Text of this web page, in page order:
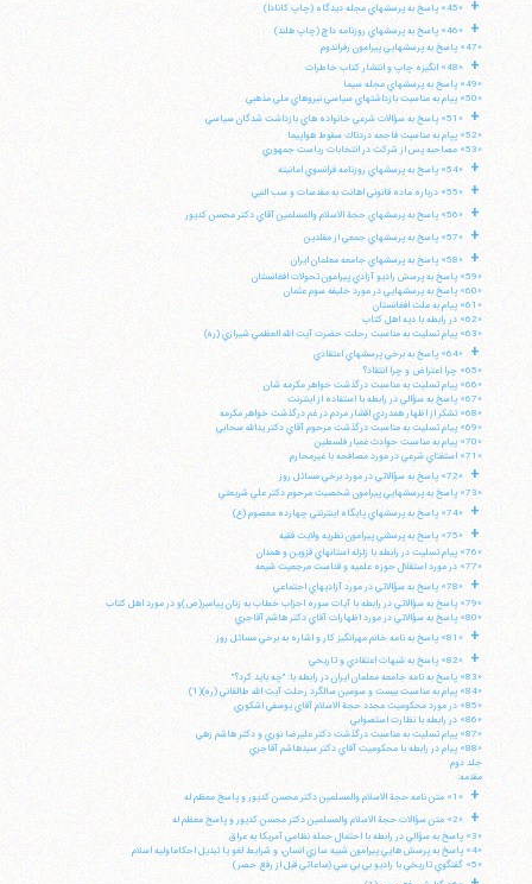
+ «45» پاسخ به پرسشهاي مجله ديدگاه (چاپ كانادا)
+
«46» پاسخ به پرسشهاي روزنامه داچ (چاپ هلند)
«47» پاسخ به پرسشهايي پيرامون رفراندوم
+
«48» انگيزه چاپ و انتشار كتاب خاطرات
«49» پاسخ به پرسشهاي مجله سيما
«50» پيام به مناسبت بازداشتهاي سياسي نيروهاي ملي مذهبي
+
«51» پاسخ به سؤالات شرعي خانواده هاي بازداشت شدگان سياسي
«52» پپام به مناسبت فاجعه دردناك سقوط هواپيما
«53» مصاحبه پس از شركت در انتخابات رياست جمهوري
+ «54» پاسخ به پرسشهاي روزنامه فرانسوي امانيته
+ «55» درباره ماده قانوني اهانت به مقدسات و سب النبي
+ «56» پاسخ به پرسشهاي حجة الاسلام والمسلمين آقاي دكتر محسن كديور
+ «57» پاسخ به پرسشهاي جمعي از مقلدين
+
«58» پاسخ به پرسشهاي جامعه معلمان ايران
«59» پاسخ به پرسش راديو آزادي پيرامون تحولات افغانستان
«60» پاسخ به پرسشهايي در مورد خليفه سوم عثمان
«61» پيام به ملت افغانستان
«62» در رابطه با ديه اهل كتاب
«63» پيام تسليت به مناسبت رحلت حضرت آيت الله العظمي شيرازي (ره)
+
«64» پاسخ به برخي پرسشهاي اعتقادي
«65» چرا اعتراض و چرا انتقاد؟
«66» پيام تسليت به مناسبت درگذشت خواهر مكرمه شان
«67» پاسخ به سؤالي در رابطه با استفاده از اينترنت
«68» تشكر از اظهار همدردي اقشار مردم در غم درگذشت خواهر مكرمه
«69» پيام تسليت به مناسبت درگذشت مرحوم آقاي دكتر يدالله سحابي
«70» پيام به مناسبت حوادث غمبار فلسطين
«71» استفتاي شرعي در مورد مصافحه با غيرمحارم
+
«72» پاسخ به سؤالاتي در مورد برخي مسائل روز
«73» پاسخ به پرسشهايي پيرامون شخصيت مرحوم دكتر علي شريعتي
+ «74» پاسخ به پرسشهاي پايگاه اينترنتي چهارده معصوم (ع)
+
«75» پاسخ به پرسشي پيرامون نظريه ولايت فقيه
«76» پيام تسليت در رابطه با زلزله استانهاي قزوين و همدان
«77» در مورد استقلال حوزه علميه و قداست مرجعيت شيعه
+
«78» پاسخ به سؤالاتي در مورد آزاديهاي اجتماعي
«79» پاسخ به سؤالاتي در رابطه با آيات سوره احزاب خطاب به زنان پيامبر(ص)و در مورد اهل كتاب
«80» پاسخ به سؤالاتي در مورد اظهارات آقاي دكتر هاشم آقاجري
+ «81» پاسخ به نامه خانم مهرانگيز كار و اشاره به برخي مسائل روز
+
«82» پاسخ به شبهات اعتقادي و تاريخي
«83» پاسخ به نامه جامعه معلمان ايران در رابطه با: "چه بايد كرد؟"
«84» پيام به مناسبت بيست و سومين سالگرد رحلت آيت الله طالقاني (ره)(1)
«85» در مورد محكوميت مجدد حجة الاسلام آقاي يوسفي اشكوري
«86» در رابطه با نظارت استصوابي
«87» پيام تسليت به مناسبت درگذشت دكتر عليرضا نوري و دكتر هاشم زهي
«88» پيام در رابطه با محكوميت آقاي دكتر سيدهاشم آقاجري
جلد دوم
مقدمه:
+ «1» متن نامه حجة الاسلام والمسلمين دكتر محسن كديور و پاسخ معظم له
+
«2» متن سؤالات حجة الاسلام والمسلمين دكتر محسن كديور و پاسخ معظم له
«3» پاسخ به سؤالي در رابطه با احتمال حمله نظامي آمريكا به عراق
«4» پاسخ به پرسش هايي پيرامون شبيه سازي انسان، و شرايط لغو يا تبديل احكاماوليه اسلام
«5» گفتگوي تاريخي با راديو بي بي سي (ساعاتي قبل از رفع حصر)